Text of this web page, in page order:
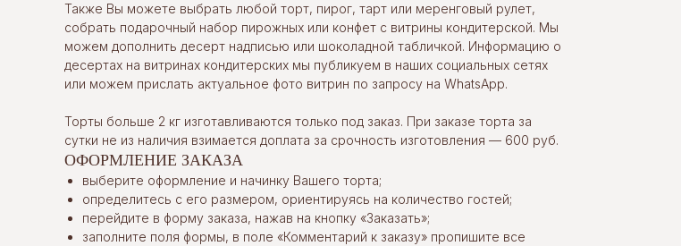
Также Вы можете выбрать любой торт, пирог, тарт или меренговый рулет,
собрать подарочный набор пирожных или конфет с витрины кондитерской. Мы
можем дополнить десерт надписью или шоколадной табличкой. Информацию о
десертах на витринах кондитерских мы публикуем в наших социальных сетях
или можем прислать актуальное фото витрин по запросу на WhatsApp.
Торты больше 2 кг изготавливаются только под заказ. При заказе торта за
сутки не из наличия взимается доплата за срочность изготовления — 600 руб.
ОФОРМЛЕНИЕ ЗАКАЗА
выберите оформление и начинку Вашего торта;
определитесь с его размером, ориентируясь на количество гостей;
перейдите в форму заказа, нажав на кнопку «Заказать»;
заполните поля формы, в поле «Комментарий к заказу» пропишите все